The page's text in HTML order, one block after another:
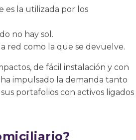
es la utilizada por los
no hay sol.
red como la que se devuelve.
de fácil instalación y con
impulsado la demanda tanto
portafolios con activos ligados